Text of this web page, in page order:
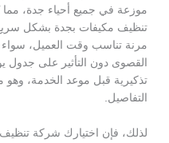
موزعة في جميع أحياء جدة،
تنظيف مكيفات بجدة بشكل
مرنة تناسب وقت العميل، سواء
القصوى دون التأثير على جدول
تذكيرية قبل موعد الخدمة، وهو
التفاصيل.
لذلك، فإن اختيارك شركة